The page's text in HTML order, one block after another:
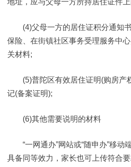
地址，应与父母一方所持居住证件
(4)父母一方的居住证积分通知书
保险、在街镇社区事务受理服务中
关材料;
(5)普陀区有效居住证明(购房产
记(备案证明);
(6)其他需要说明的材料
“一网通办”网站或“随申办”移动
具备同等效力，家长也可上传符合要